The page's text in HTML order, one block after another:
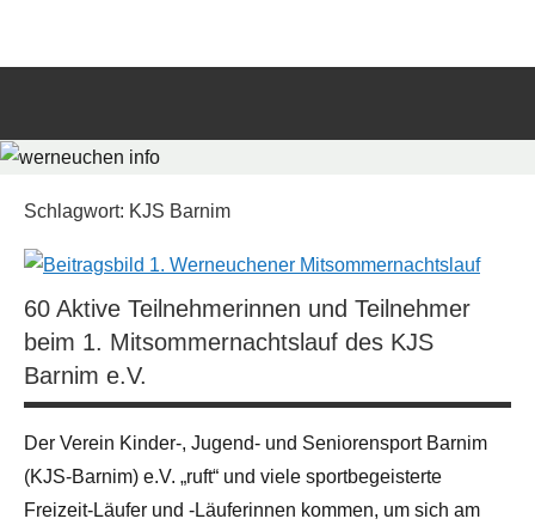
für
Geschehen
und
Werneuchen
Schlagwort: KJS Barnim
60 Aktive Teilnehmerinnen und Teilnehmer
beim 1. Mitsommernachtslauf des KJS
Barnim e.V.
Der Verein Kinder-, Jugend- und Seniorensport Barnim
(KJS-Barnim) e.V. „ruft“ und viele sportbegeisterte
Freizeit-Läufer und -Läuferinnen kommen, um sich am